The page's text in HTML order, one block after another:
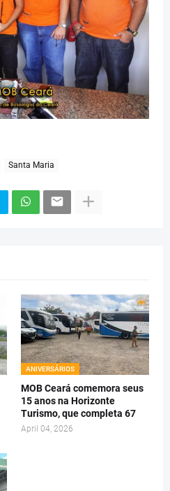
Santa Maria
ANIVERSÁRIOS
MOB Ceará comemora seus
15 anos na Horizonte
Turismo, que completa 67
April 04, 2026